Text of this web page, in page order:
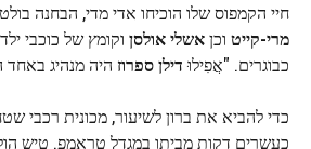
חיי הקמפוס שלו הוכיחו אדי מדי, הבחנה
מרי-קייט וכןאשלי אולסן וקומץ של כוכבי
כבוגרים. "אֲפִילוּדילן ספרוז היה מנהיג באחד
כדי להביא את ברון לשיעור, מכונית רכבי
כעשרים דקות מביתו במגדל טראמפ. טיש